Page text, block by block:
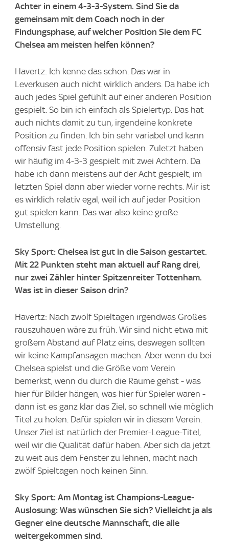
Achter in einem 4-3-3-System. Sind Sie da
gemeinsam mit dem Coach noch in der
Findungsphase, auf welcher Position Sie dem FC
Chelsea am meisten helfen können?
Havertz: Ich kenne das schon. Das war in
Leverkusen auch nicht wirklich anders. Da habe ich
auch jedes Spiel gefühlt auf einer anderen Position
gespielt. So bin ich einfach als Spielertyp. Das hat
auch nichts damit zu tun, irgendeine konkrete
Position zu finden. Ich bin sehr variabel und kann
offensiv fast jede Position spielen. Zuletzt haben
wir häufig im 4-3-3 gespielt mit zwei Achtern. Da
habe ich dann meistens auf der Acht gespielt, im
letzten Spiel dann aber wieder vorne rechts. Mir ist
es wirklich relativ egal, weil ich auf jeder Position
gut spielen kann. Das war also keine große
Umstellung.
Sky Sport: Chelsea ist gut in die Saison gestartet.
Mit 22 Punkten steht man aktuell auf Rang drei,
nur zwei Zähler hinter Spitzenreiter Tottenham.
Was ist in dieser Saison drin?
Havertz: Nach zwölf Spieltagen irgendwas Großes
rauszuhauen wäre zu früh. Wir sind nicht etwa mit
großem Abstand auf Platz eins, deswegen sollten
wir keine Kampfansagen machen. Aber wenn du bei
Chelsea spielst und die Größe vom Verein
bemerkst, wenn du durch die Räume gehst - was
hier für Bilder hängen, was hier für Spieler waren -
dann ist es ganz klar das Ziel, so schnell wie möglich
Titel zu holen. Dafür spielen wir in diesem Verein.
Unser Ziel ist natürlich der Premier-League-Titel,
weil wir die Qualität dafür haben. Aber sich da jetzt
zu weit aus dem Fenster zu lehnen, macht nach
zwölf Spieltagen noch keinen Sinn.
Sky Sport: Am Montag ist Champions-League-
Auslosung: Was wünschen Sie sich? Vielleicht ja als
Gegner eine deutsche Mannschaft, die alle
weitergekommen sind.